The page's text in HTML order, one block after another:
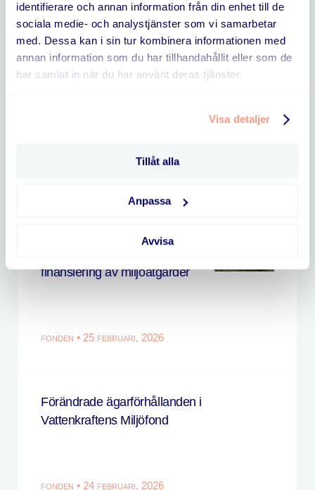
identifierare och annan information från din enhet till de
sociala medie- och analystjänster som vi samarbetar
med. Dessa kan i sin tur kombinera informationen med
annan information som du har tillhandahållit eller som de
har samlat in när du har använt deras tjänster.
Visa detaljer
Tillåt alla
Anpassa
Avvisa
fonden • 10 juli, 2026
fonden • 25 februari, 2026
öppnar igen och säkrar
finansiering av miljöåtgärder
fonden • 24 februari, 2026
Förändrade ägarförhållanden i
Vattenkraftens Miljöfond